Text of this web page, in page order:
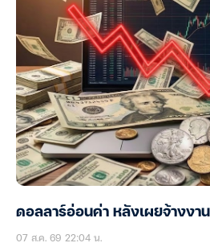
ดอลลาร์อ่อนค่า หลังเผยจ้างงา
07 ส.ค. 69 22:04 น.